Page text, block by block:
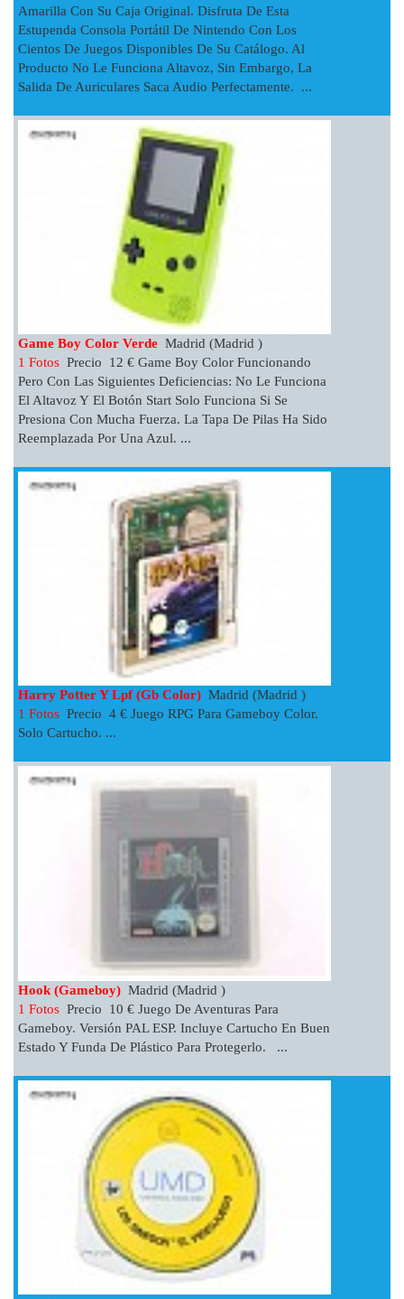
Amarilla Con Su Caja Original. Disfruta De Esta
Estupenda Consola Portátil De Nintendo Con Los
Cientos De Juegos Disponibles De Su Catálogo. Al
Producto No Le Funciona Altavoz, Sin Embargo, La
Salida De Auriculares Saca Audio Perfectamente. ...
Game Boy Color Verde Madrid (Madrid )
1 Fotos Precio 12 € Game Boy Color Funcionando
Pero Con Las Siguientes Deficiencias: No Le Funciona
El Altavoz Y El Botón Start Solo Funciona Si Se
Presiona Con Mucha Fuerza. La Tapa De Pilas Ha Sido
Reemplazada Por Una Azul. ...
Harry Potter Y Lpf (gb Color) Madrid (Madrid )
1 Fotos Precio 4 € Juego RPG Para Gameboy Color.
Solo Cartucho. ...
Hook (gameboy) Madrid (Madrid )
1 Fotos Precio 10 € Juego De Aventuras Para
Gameboy. Versión PAL ESP. Incluye Cartucho En Buen
Estado Y Funda De Plástico Para Protegerlo. ...